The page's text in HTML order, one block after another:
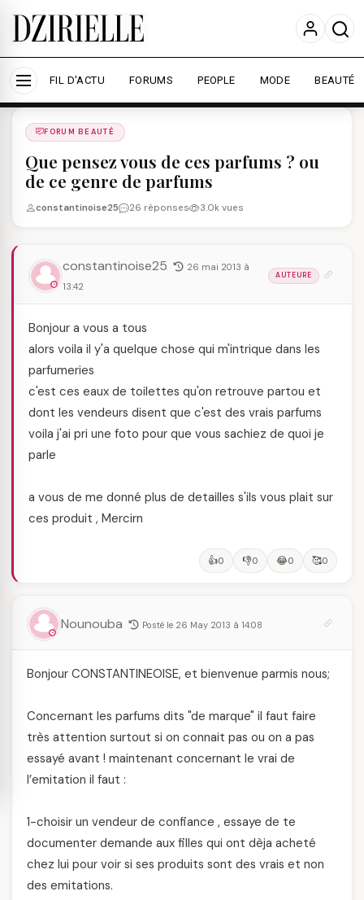
Nous utilisons des cookies pour améliorer votre
expérience et mesurer l'audience.
En savoir plus
Accepter tout Personnaliser
FIL D'ACTU FORUMS PEOPLE MODE BEAUTÉ
Forums
FORUM BEAUTÉ
Que pensez vous de ces parfums ? ou
de ce genre de parfums
constantinoise25 26 réponses 3.0k vues
constantinoise25
26 mai 2013 à
13:42
AUTEURE
Bonjour a vous a tous
alors voila il y'a quelque chose qui m'intrique dans les
parfumeries
c'est ces eaux de toilettes qu'on retrouve partou et
dont les vendeurs disent que c'est des vrais parfums
voila j'ai pri une foto pour que vous sachiez de quoi je
parle
a vous de me donné plus de detailles s'ils vous plait sur
ces produit , Mercirn
👍0 👎0 😂0 🥰0
Nounouba Posté le 26 May 2013 à 14:08
Bonjour CONSTANTINEOISE, et bienvenue parmis nous;
Concernant les parfums dits "de marque" il faut faire
très attention surtout si on connait pas ou on a pas
essayé avant ! maintenant concernant le vrai de
l’emitation il faut :
1-choisir un vendeur de confiance , essaye de te
documenter demande aux filles qui ont dèja acheté
chez lui pour voir si ses produits sont des vrais et non
des emitations.